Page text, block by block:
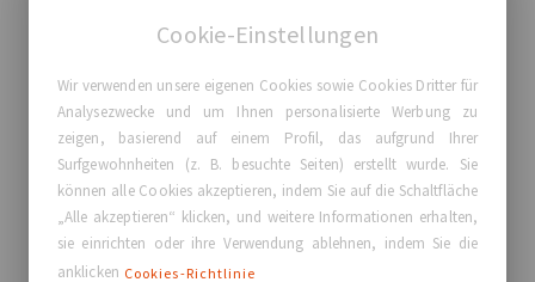
Wahre Geschichten, Echte Frauen
Blog
Meine Ehrfarung
Meine Reise zur Brustvergrößerung
Meine Brustoperation
Ästhetische Brustchirurgie
Finden Sie Ihr GCA ® Implantat
Cookie-Einstellungen
Wir verwenden unsere eigenen Cookies sowie Cookies Dritter für
Analysezwecke und um Ihnen personalisierte Werbung zu
zeigen, basierend auf einem Profil, das aufgrund Ihrer
Surfgewohnheiten (z. B. besuchte Seiten) erstellt wurde. Sie
können alle Cookies akzeptieren, indem Sie auf die Schaltfläche
„Alle akzeptieren“ klicken, und weitere Informationen erhalten,
sie einrichten oder ihre Verwendung ablehnen, indem Sie die
anklicken Cookies-Richtlinie